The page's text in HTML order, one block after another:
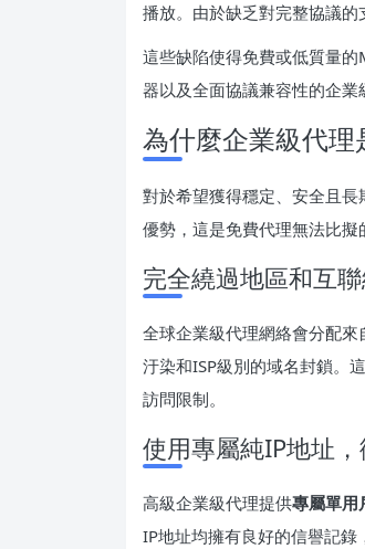
播放。由於缺乏對完整協議的
這些缺陷使得免費或低質量
器以及全面協議兼容性的企業
為什麼企業級代
對於希望獲得穩定、安全且
優勢，這是免費代理無法比擬
完全繞過地區和互
全球企業級代理網絡會分配
汙染和ISP級別的域名封鎖。
訪問限制。
使用專屬純IP地址
高級企業級代理提供專屬單用
IP地址均擁有良好的信譽記